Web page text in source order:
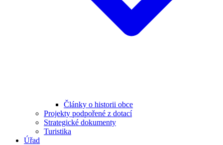
Články o historii obce
Projekty podpořené z dotací
Strategické dokumenty
Turistika
Úřad